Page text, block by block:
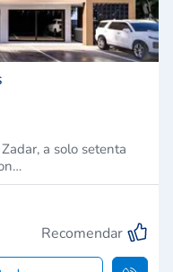
a solo setenta
Recomendar